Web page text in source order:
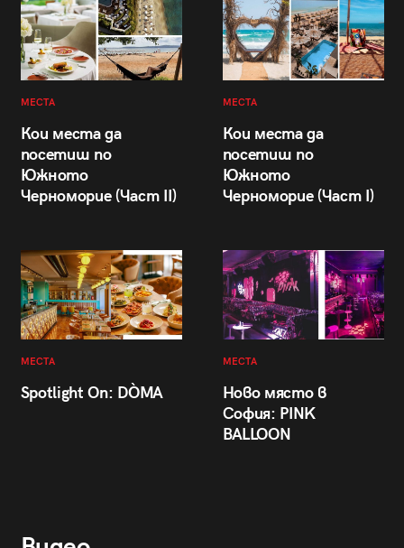
МЕСТА
Кои места да
посетиш по
Южното
Черноморие (Част II)
МЕСТА
Кои места да
посетиш по
Южното
Черноморие (Част I)
МЕСТА
Spotlight On: DÒMA
МЕСТА
Ново място в
София: PINK
BALLOON